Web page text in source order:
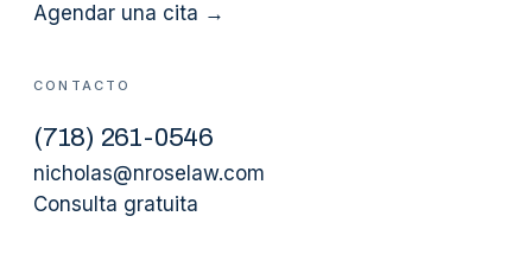
Agendar una cita →
CONTACTO
(718) 261-0546
nicholas@nroselaw.com
Consulta gratuita